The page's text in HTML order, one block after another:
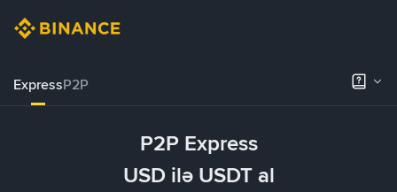
ExpressP2P
P2P Express
USD ilə USDT al